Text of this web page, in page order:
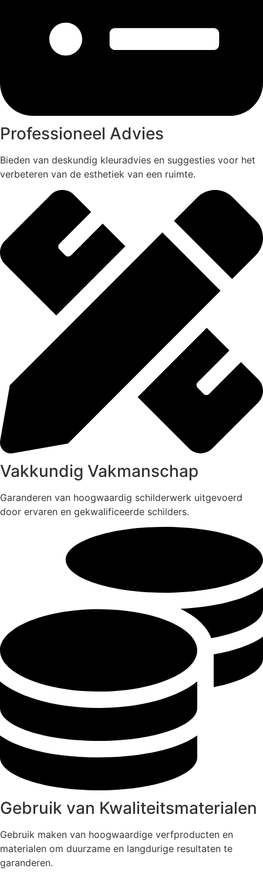
Professioneel Advies
Bieden van deskundig kleuradvies en suggesties voor het
verbeteren van de esthetiek van een ruimte.
Vakkundig Vakmanschap
Garanderen van hoogwaardig schilderwerk uitgevoerd
door ervaren en gekwalificeerde schilders.
Gebruik van Kwaliteitsmaterialen
Gebruik maken van hoogwaardige verfproducten en
materialen om duurzame en langdurige resultaten te
garanderen.